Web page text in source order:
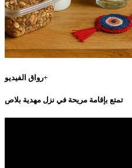
رواق الفيديو+
تمتع بإقامة مريحة في نزل مهدية بلاص